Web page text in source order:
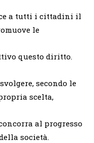
a tutti i cittadini il
le
questo diritto.
secondo le
scelta,
al progresso
società.